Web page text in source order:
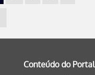
Conteúdo do Portal